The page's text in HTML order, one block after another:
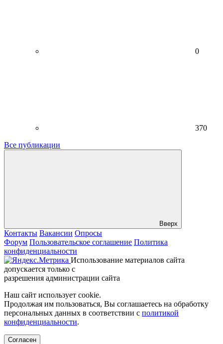
0
370
Все публикации
Вверх
Контакты Вакансии Опросы
Форум Пользовательское соглашение Политика
конфиденциальности
Использование материалов сайта
допускается только с
разрешения администрации сайта
Наш сайт использует cookie.
Продолжая им пользоваться, Вы соглашаетесь на обработку
персональных данных в соответствии с политикой
конфиденциальности.
Согласен